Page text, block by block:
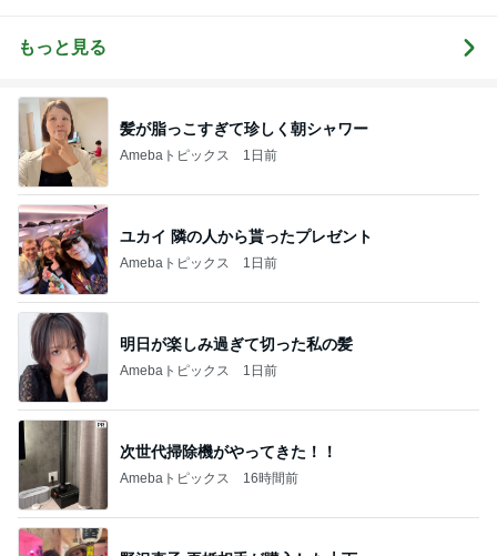
もっと見る
髪が脂っこすぎて珍しく朝シャワー
Amebaトピックス 1日前
ユカイ 隣の人から貰ったプレゼント
Amebaトピックス 1日前
明日が楽しみ過ぎて切った私の髪
Amebaトピックス 1日前
次世代掃除機がやってきた！！
Amebaトピックス 16時間前